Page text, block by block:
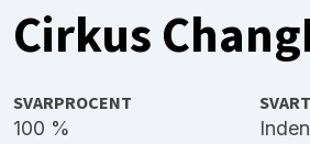
Cirkus
SVARPROCENT
100 %